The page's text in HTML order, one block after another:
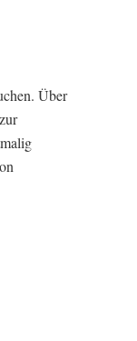
Über